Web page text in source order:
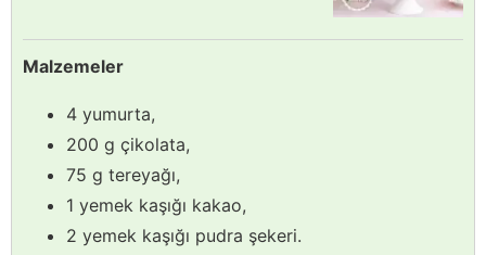
Malzemeler
4 yumurta,
200 g çikolata,
75 g tereyağı,
1 yemek kaşığı kakao,
2 yemek kaşığı pudra şekeri.